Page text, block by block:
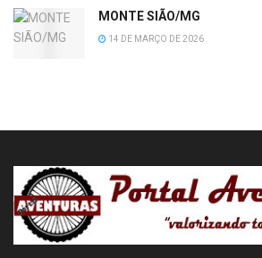
MONTE SIÃO/MG
14 DE MARÇO DE 2026